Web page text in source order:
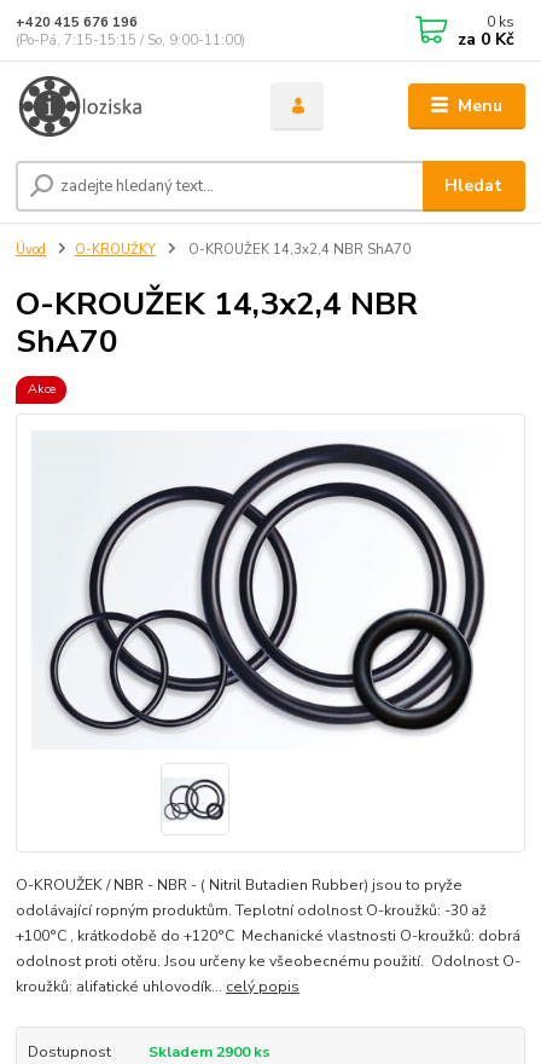
Menu
Hledat
+420 415 676 196
(Po-Pá, 7:15-15:15 / So, 9:00-11:00)
0 ks
za 0 Kč
Úvod O-KROUŽKY O-KROUŽEK 14,3x2,4 NBR ShA70
O-KROUŽEK 14,3x2,4 NBR
ShA70
Akce
O-KROUŽEK / NBR - NBR - ( Nitril Butadien Rubber) jsou to pryže
odolávající ropným produktům. Teplotní odolnost O-kroužků: -30 až
+100°C , krátkodobě do +120°C Mechanické vlastnosti O-kroužků: dobrá
odolnost proti otěru. Jsou určeny ke všeobecnému použití. Odolnost O-
kroužků: alifatické uhlovodík... celý popis
Dostupnost Skladem 2900 ks